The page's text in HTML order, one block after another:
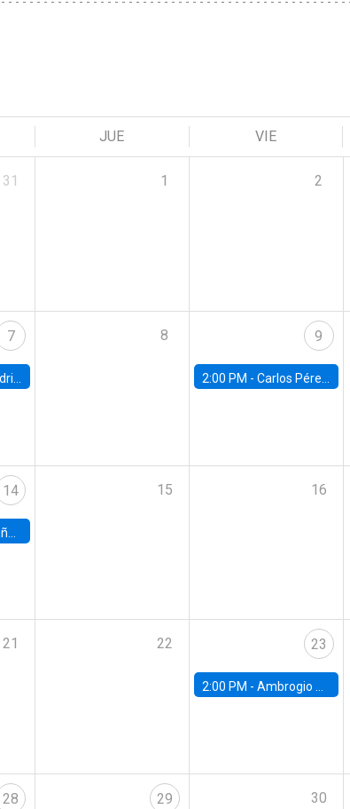
JUE VIE
31 1 2
7
Andes
8 9
2:00 PM - Carlos Pérez, Universidad Finis Terrae
14 15 16
21 22 23
2:00 PM - Ambrogio Cesa-Bianchi, Bank of England
28 29 30